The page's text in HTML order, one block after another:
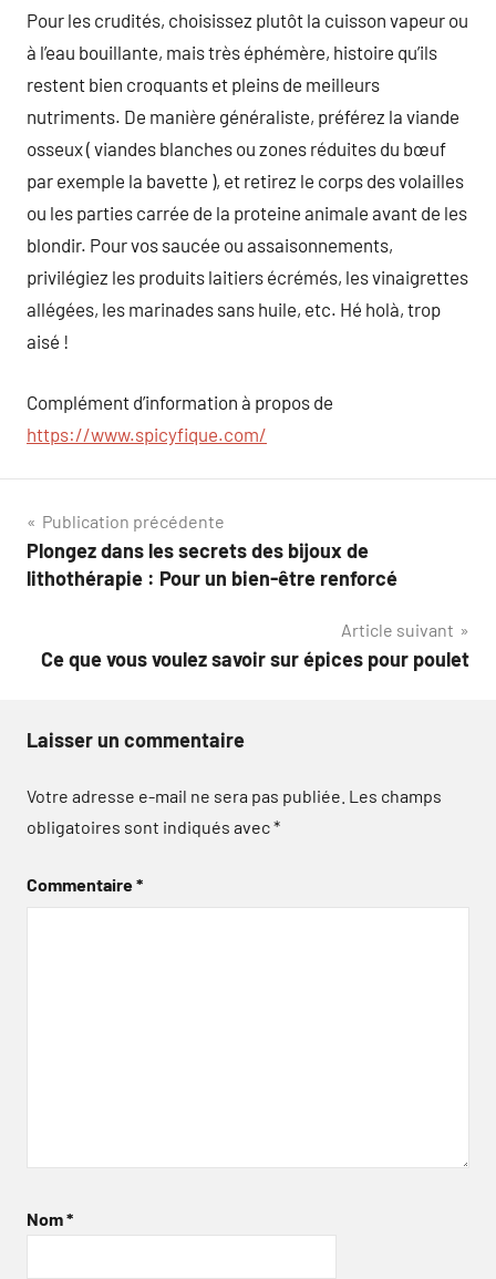
Pour les crudités, choisissez plutôt la cuisson vapeur ou
à l’eau bouillante, mais très éphémère, histoire qu’ils
restent bien croquants et pleins de meilleurs
nutriments. De manière généraliste, préférez la viande
osseux ( viandes blanches ou zones réduites du bœuf
par exemple la bavette ), et retirez le corps des volailles
ou les parties carrée de la proteine animale avant de les
blondir. Pour vos saucée ou assaisonnements,
privilégiez les produits laitiers écrémés, les vinaigrettes
allégées, les marinades sans huile, etc. Hé holà, trop
aisé !
Complément d’information à propos de
https://www.spicyfique.com/
Navigation
de
Publication précédente
Plongez dans les secrets des bijoux de
lithothérapie : Pour un bien-être renforcé
Article suivant
Ce que vous voulez savoir sur épices pour poulet​
Laisser un commentaire
Votre adresse e-mail ne sera pas publiée. Les champs
obligatoires sont indiqués avec*
Commentaire*
Nom*